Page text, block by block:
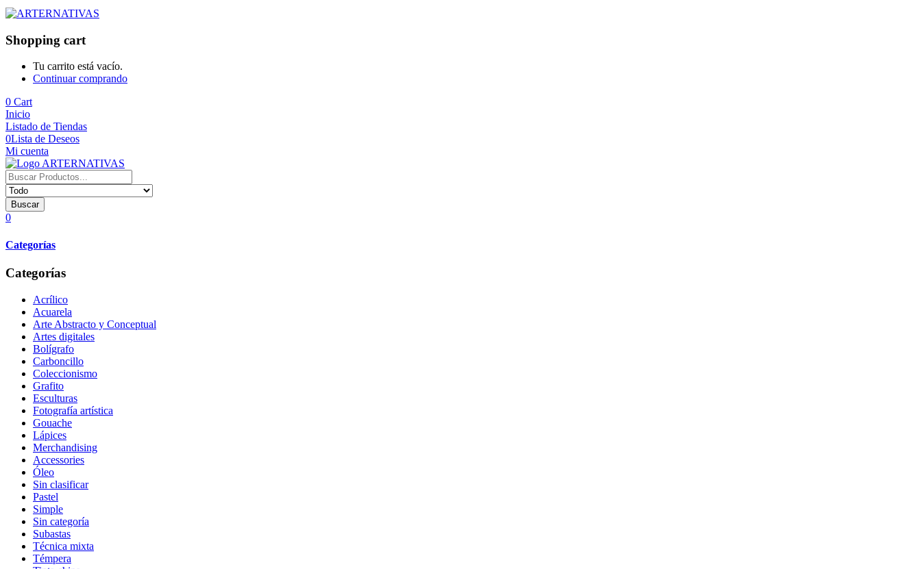
Shopping cart
Tu carrito está vacío.
Continuar comprando
0 Cart
Inicio
Listado de Tiendas
0Lista de Deseos
Mi cuenta
Buscar
0
Categorías
Categorías
Acrílico
Acuarela
Arte Abstracto y Conceptual
Artes digitales
Bolígrafo
Carboncillo
Coleccionismo
Grafito
Esculturas
Fotografía artística
Gouache
Lápices
Merchandising
Accessories
Óleo
Sin clasificar
Pastel
Simple
Sin categoría
Subastas
Técnica mixta
Témpera